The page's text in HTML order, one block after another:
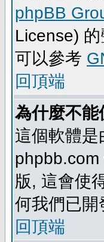
phpBB
License)
可以參考
回頂端
為什麼不
這個軟體
版, 這會使
何我們已開
回頂端